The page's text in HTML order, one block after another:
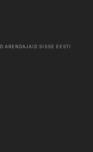
ARENDAJAID SISSE EESTI